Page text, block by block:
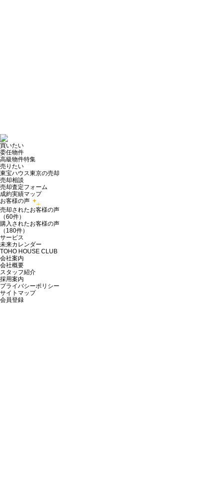
買いたい
委任物件
高級物件特集
売りたい
東宝ハウス東京の売却
売却相談
売却査定フォーム
成約実績マップ
お客様の声
売却されたお客様の声
（60件）
購入されたお客様の声
（180件）
サービス
未来カレンダー
TOHO HOUSE CLUB
会社案内
会社概要
スタッフ紹介
採用案内
プライバシーポリシー
サイトマップ
会員登録